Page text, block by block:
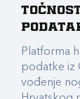
Platforma
podatke iz
vođenje